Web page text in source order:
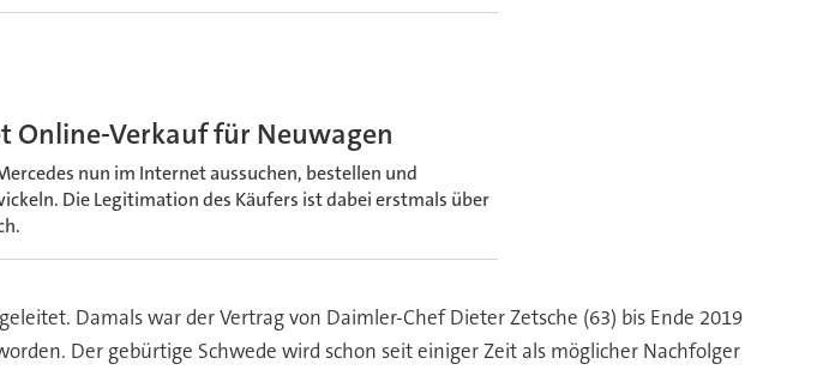
Online-Verkauf für Neuwagen
nun im Internet aussuchen, bestellen und
Die Legitimation des Käufers ist dabei erstmals über
Damals war der Vertrag von Daimler-Chef Dieter Zetsche (63) bis Ende 2019
Der gebürtige Schwede wird schon seit einiger Zeit als möglicher Nachfolger